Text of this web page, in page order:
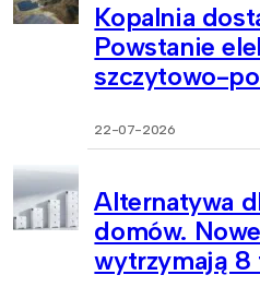
Kopalnia
Powstanie
szczytowo-
22-07-2026
Alternatywa
domów.
wytrzymają 8